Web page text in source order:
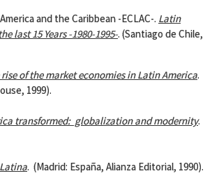
and the Caribbean -ECLAC-. Latin
last 15 Years -1980-1995-. (Santiago de Chile,
of the market economies in Latin America.
1999).
transformed: globalization and modernity.
. (Madrid: España, Alianza Editorial, 1990).